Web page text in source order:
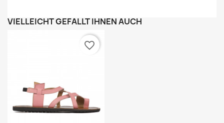
VIELLEICHT GEFÄLLT IHNEN AUCH
favorite_border